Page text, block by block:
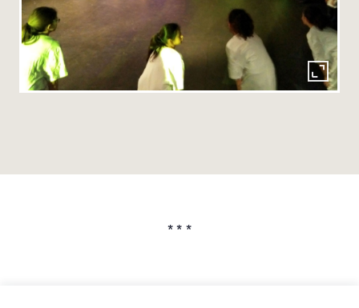
* * *